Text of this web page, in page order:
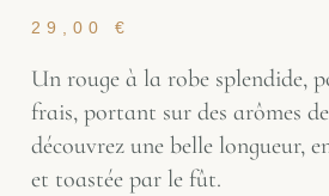
29,00 €
Un rouge à la robe splendide,
frais, portant sur des arômes
découvrez une belle longueur,
et toastée par le fût.